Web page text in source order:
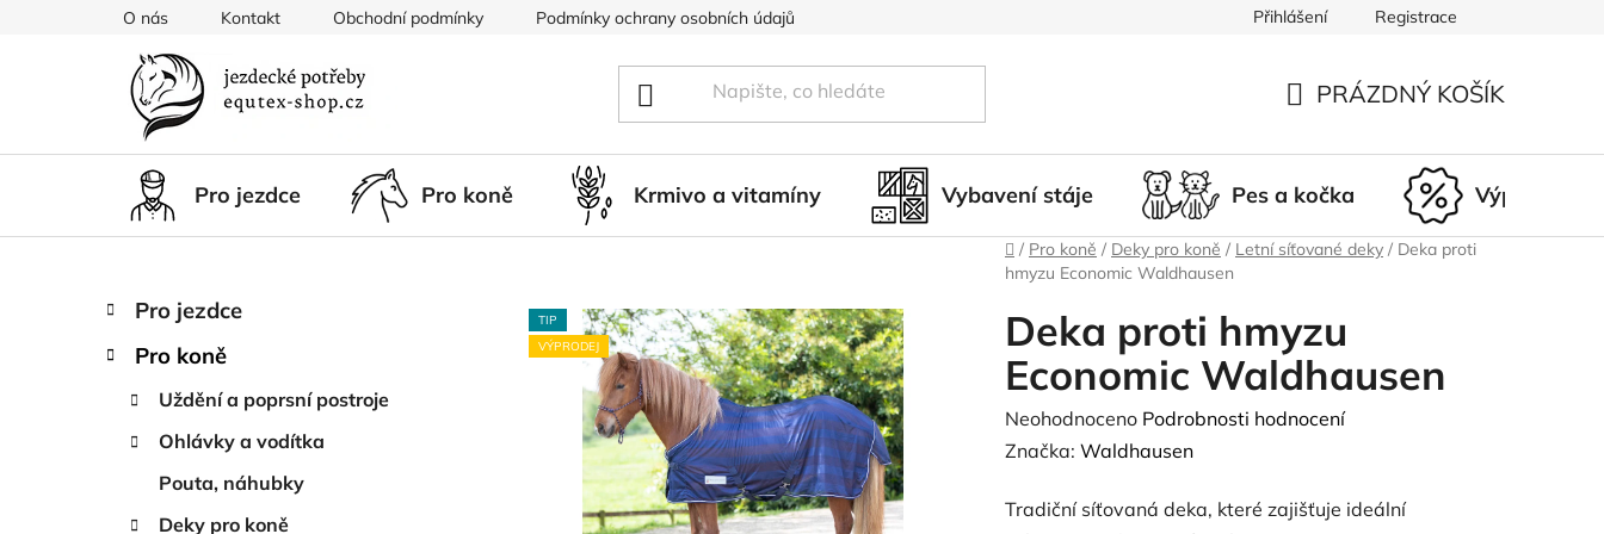
O nás Kontakt Obchodní podmínky Podmínky ochrany osobních údajů Doprava a platba Nepřevzetí zásilky
Přihlášení Registrace
KOŠÍK
PRÁZDNÝ KOŠÍK
Pro jezdce Pro koně Krmivo a vitamíny Vybavení stáje Pes a kočka Výprodej
Domů
/ Pro koně / Deky pro koně / Letní síťované deky / Deka proti
hmyzu Economic Waldhausen
P
s
Přeskočit
kategorie
K
a
Pro jezdce
Pro koně
Uždění a poprsní postroje
Ohlávky a vodítka
Pouta, náhubky
Deky pro koně
Deka proti hmyzu
Economic Waldhausen
Průměrné
hodnocení
je
Neohodnoceno Podrobnosti hodnocení
Značka: Waldhausen
Tradiční síťovaná deka, které zajišťuje ideální
TIP
VÝPRODEJ